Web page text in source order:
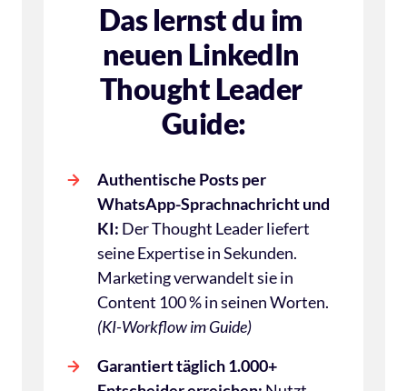
Das lernst du im
neuen LinkedIn
Thought Leader
Guide:
Authentische Posts per
WhatsApp-Sprachnachricht und
KI: Der Thought Leader liefert
seine Expertise in Sekunden.
Marketing verwandelt sie in
(KI-Workflow im Guide)
Garantiert täglich 1.000+